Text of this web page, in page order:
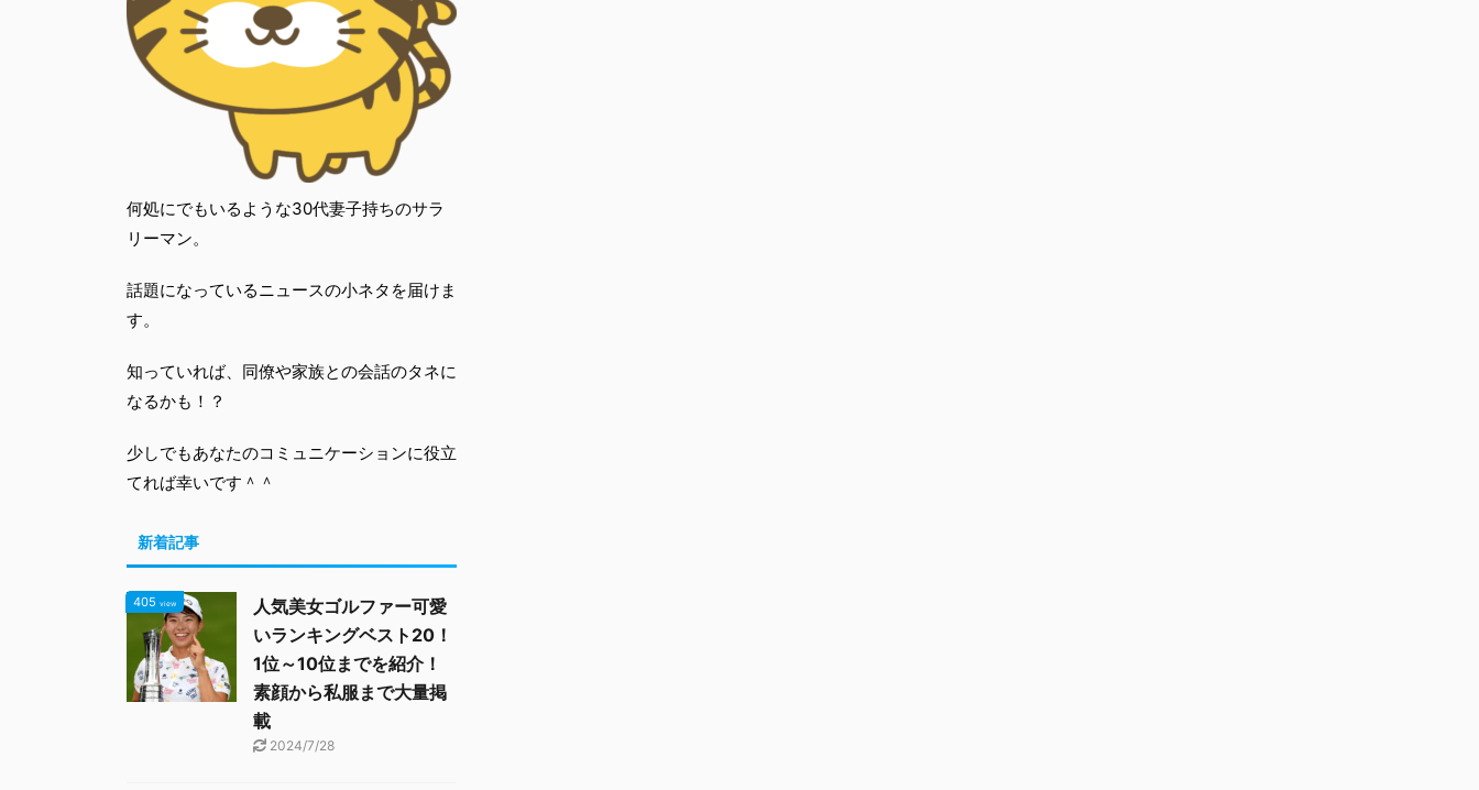
何処にでもいるような30代妻子持ちのサラ
リーマン。
話題になっているニュースの小ネタを届けま
す。
知っていれば、同僚や家族との会話のタネに
なるかも！？
少しでもあなたのコミュニケーションに役立
てれば幸いです＾＾
新着記事
405 view
人気美女ゴルファー可愛
いランキングベスト20！
1位～10位までを紹介！
素顔から私服まで大量掲
載
2024/7/28